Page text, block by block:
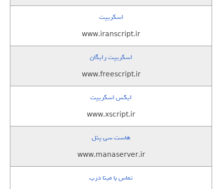
اسکریپت
www.iranscript.ir
اسکریپت رایگان
www.freescript.ir
ایکس اسکریپت
www.xscript.ir
هاست سی پنل
www.manaserver.ir
تماس با مینا درب